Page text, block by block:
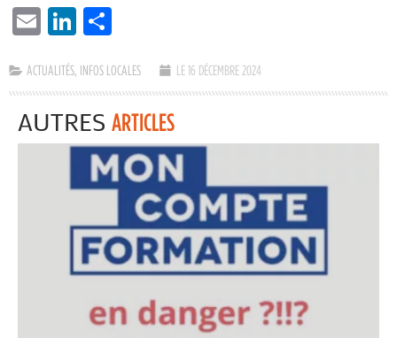
EMAIL LINKEDIN
ACTUALITÉS INFOS LOCALES LE 16 DÉCEMBRE 2024
AUTRES ARTICLES